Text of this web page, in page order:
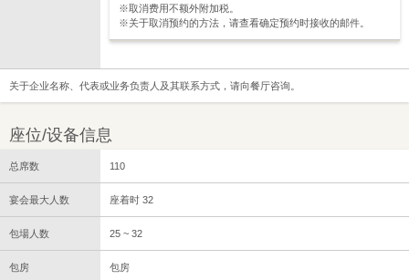
※取消费用不额外附加税。
※关于取消预约的方法，请查看确定预约时接收的邮件。
关于企业名称、代表或业务负责人及其联系方式，请向餐厅咨询。
座位/设备信息
总席数 110
宴会最大人数 座着时 32
包場人数 25 ~ 32
包房 包房